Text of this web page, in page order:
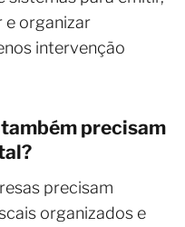
e organizar
intervenção
precisam
precisam
organizados e